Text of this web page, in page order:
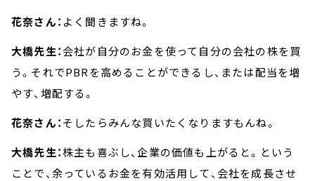
花奈さん： よく聞きますね。
大橋先生：会社が自分のお金を使って自分の会社の株を買
う。それでPBRを高めることができるし、または配当を増
やす、増配する。
花奈さん：そしたらみんな買いたくなりますもんね。
大橋先生：株主も喜ぶし、企業の価値も上がると。という
ことで、余っているお金を有効活用して、会社を成長させ